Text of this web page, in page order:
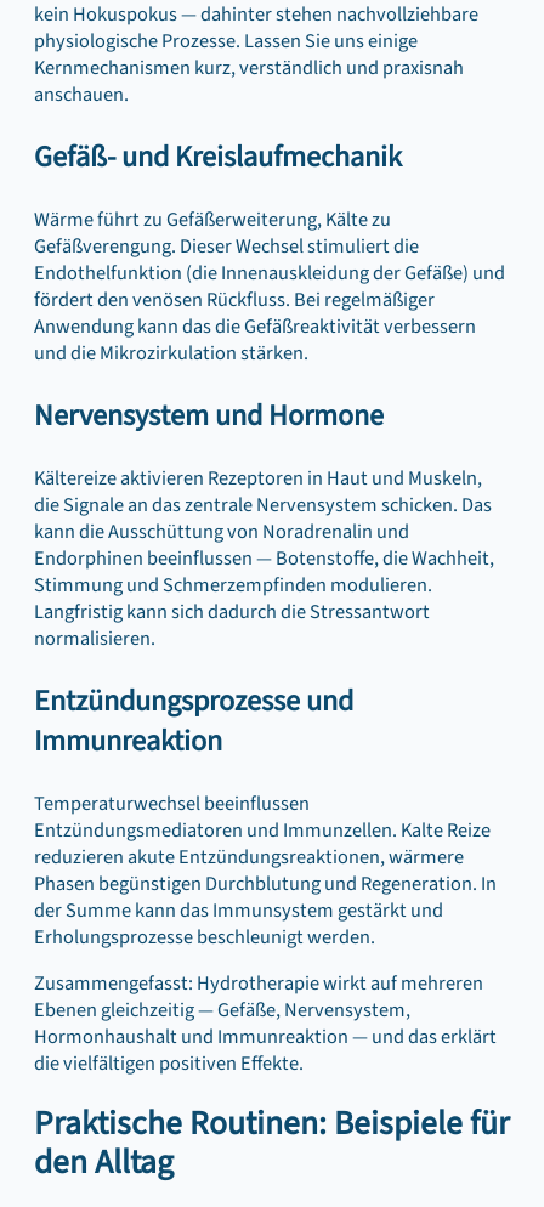
kein Hokuspokus — dahinter stehen nachvollziehbare
physiologische Prozesse. Lassen Sie uns einige
Kernmechanismen kurz, verständlich und praxisnah
anschauen.
Gefäß- und Kreislaufmechanik
Wärme führt zu Gefäßerweiterung, Kälte zu
Gefäßverengung. Dieser Wechsel stimuliert die
Endothelfunktion (die Innenauskleidung der Gefäße) und
fördert den venösen Rückfluss. Bei regelmäßiger
Anwendung kann das die Gefäßreaktivität verbessern
und die Mikrozirkulation stärken.
Nervensystem und Hormone
Kältereize aktivieren Rezeptoren in Haut und Muskeln,
die Signale an das zentrale Nervensystem schicken. Das
kann die Ausschüttung von Noradrenalin und
Endorphinen beeinflussen — Botenstoffe, die Wachheit,
Stimmung und Schmerzempfinden modulieren.
Langfristig kann sich dadurch die Stressantwort
normalisieren.
Entzündungsprozesse und
Immunreaktion
Temperaturwechsel beeinflussen
Entzündungsmediatoren und Immunzellen. Kalte Reize
reduzieren akute Entzündungsreaktionen, wärmere
Phasen begünstigen Durchblutung und Regeneration. In
der Summe kann das Immunsystem gestärkt und
Erholungsprozesse beschleunigt werden.
Zusammengefasst: Hydrotherapie wirkt auf mehreren
Ebenen gleichzeitig — Gefäße, Nervensystem,
Hormonhaushalt und Immunreaktion — und das erklärt
die vielfältigen positiven Effekte.
Praktische Routinen: Beispiele für
den Alltag